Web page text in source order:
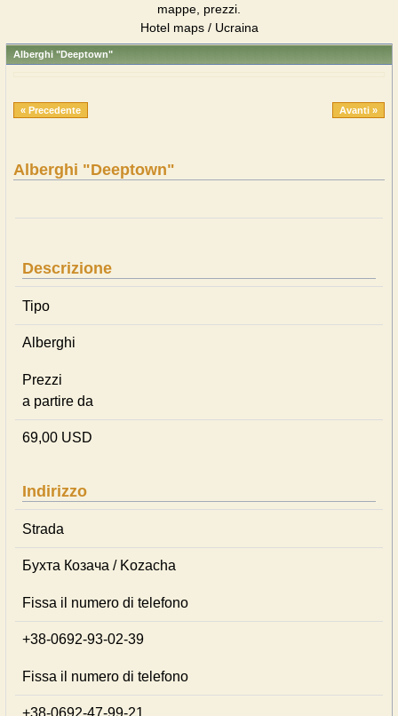
mappe, prezzi.
Hotel maps / Ucraina
Alberghi "Deeptown"
« Precedente Avanti »
Alberghi "Deeptown"
Descrizione
Tipo
Alberghi
Prezzi
a partire da
69,00 USD
Indirizzo
Strada
Бухта Козача / Kozacha
Fissa il numero di telefono
+38-0692-93-02-39
Fissa il numero di telefono
+38-0692-47-99-21